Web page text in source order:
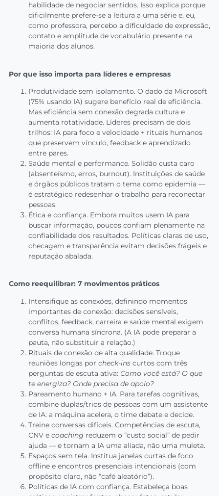
habilidade de negociar sentidos. Isso explica porque
dificilmente prefere-se a leitura a uma série e, eu,
como professora, percebo a dificuldade de expressão,
contato e amplitude de vocabulário presente na
maioria dos alunos.
Por que isso importa para líderes e empresas
Produtividade sem isolamento. O dado da Microsoft
(75% usando IA) sugere benefício real de eficiência.
Mas eficiência sem conexão degrada cultura e
aumenta rotatividade. Líderes precisam de dois
trilhos: IA para foco e velocidade + rituais humanos
que preservem vínculo, feedback e aprendizado
entre pares.
Saúde mental e performance. Solidão custa caro
(absenteísmo, erros, burnout). Instituições de saúde
e órgãos públicos tratam o tema como epidemia —
é estratégico redesenhar o trabalho para reconectar
pessoas.
Ética e confiança. Embora muitos usem IA para
buscar informação, poucos confiam plenamente na
confiabilidade dos resultados. Políticas claras de uso,
checagem e transparência evitam decisões frágeis e
reputação abalada.
Como reequilibrar: 7 movimentos práticos
Intensifique as conexões, definindo momentos
importantes de conexão: decisões sensíveis,
conflitos, feedback, carreira e saúde mental exigem
conversa humana síncrona. (A IA pode preparar a
pauta, não substituir a relação.)
Rituais de conexão de alta qualidade. Troque
reuniões longas por check-ins curtos com três
perguntas de escuta ativa: Como você está? O que
te energiza? Onde precisa de apoio?
Pareamento humano + IA. Para tarefas cognitivas,
combine duplas/trios de pessoas com um assistente
de IA: a máquina acelera, o time debate e decide.
Treine conversas difíceis. Competências de escuta,
CNV e coaching reduzem o “custo social” de pedir
ajuda — e tornam a IA uma aliada, não uma muleta.
Espaços sem tela. Institua janelas curtas de foco
offline e encontros presenciais intencionais (com
propósito claro, não “café aleatório”).
Políticas de IA com confiança. Estabeleça boas